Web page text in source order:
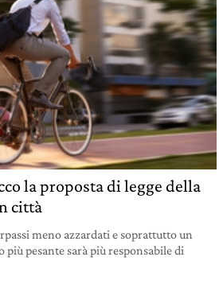
la proposta di legge della
città
meno azzardati e soprattutto un
pesante sarà più responsabile di